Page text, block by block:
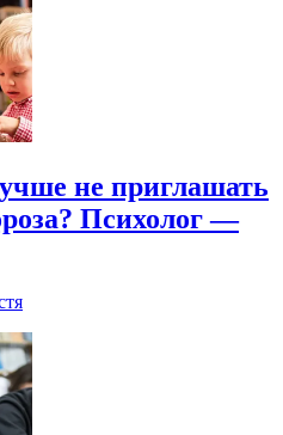
не приглашать
Психолог —